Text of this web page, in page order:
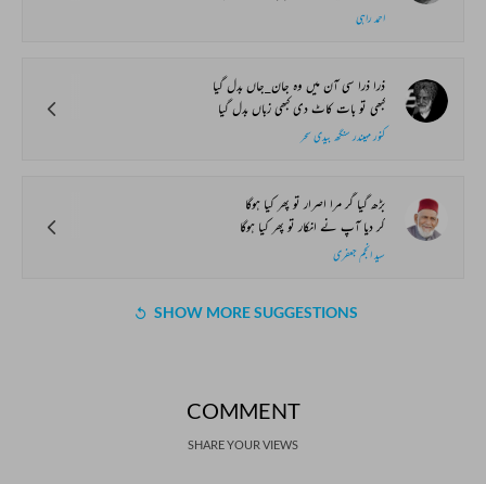
احمد راہی
ذرا ذرا سی آن میں وہ جان_جاں بدل گیا
کبھی تو بات کاٹ دی کبھی زباں بدل گیا
کنور مہیندر سنگھ بیدی سحر
بڑھ گیا گر مرا اصرار تو پھر کیا ہوگا
کر دیا آپ نے انکار تو پھر کیا ہوگا
سید انجم جعفری
SHOW MORE SUGGESTIONS
COMMENT
SHARE YOUR VIEWS